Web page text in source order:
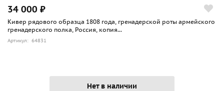
34 000 ₽
Кивер рядового образца 1808 года, гренадерской роты армейского
гренадерского полка, Россия, копия...
Артикул: 64831
Нет в наличии